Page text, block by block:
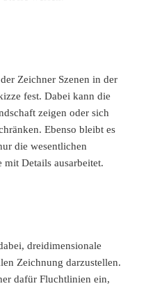
Zeichner Szenen in der
fest. Dabei kann die
zeigen oder sich
Ebenso bleibt es
die wesentlichen
mit Details ausarbeitet.
dreidimensionale
Zeichnung darzustellen.
dafür Fluchtlinien ein,